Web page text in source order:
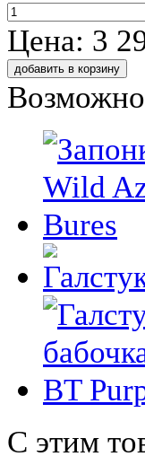
Цена: 3
С этим